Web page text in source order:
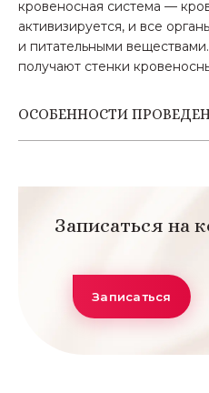
кровеносная система —
активизируется, и все
и питательными
получают стенки
ОСОБЕННОСТИ
Записаться на
Записаться